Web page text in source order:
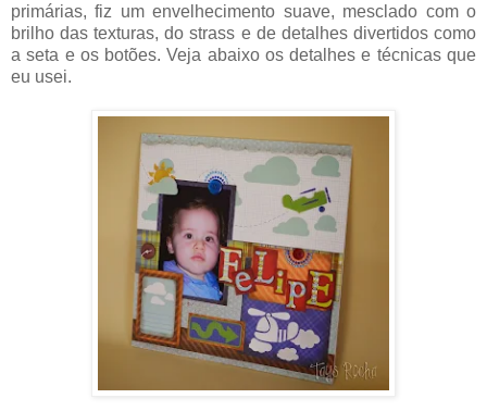
primárias, fiz um envelhecimento suave, mesclado com o
brilho das texturas, do strass e de detalhes divertidos como
a seta e os botões. Veja abaixo os detalhes e técnicas que
eu usei.